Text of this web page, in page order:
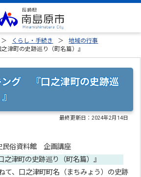
くらし・手続き
地域の行事
津町の史跡巡り（町名篇）』
ング 『口之津町の史跡巡
最終更新日：2024年2月14日
俗資料館 企画講座
津町の史跡巡り（町名篇）』
て、口之津町町名（まちみょう）の史跡